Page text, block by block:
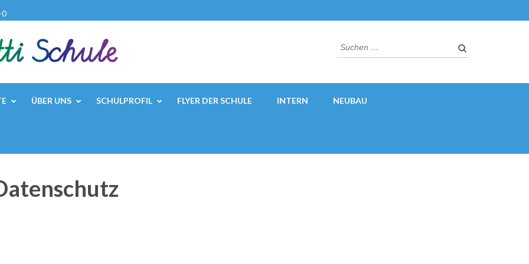
0
Suchen
nach:
ÜBER UNS SCHULPROFIL FLYER DER SCHULE INTERN NEUBAU